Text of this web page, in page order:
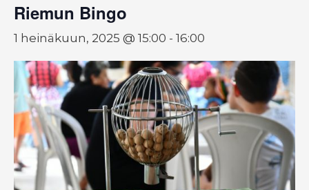
Riemun Bingo
1 heinäkuun, 2025 @ 15:00 - 16:00